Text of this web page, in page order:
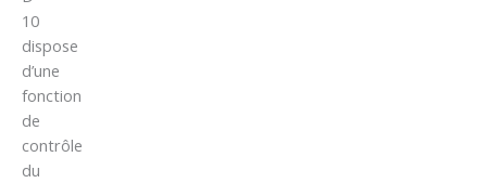
10
dispose
d’une
fonction
de
contrôle
du